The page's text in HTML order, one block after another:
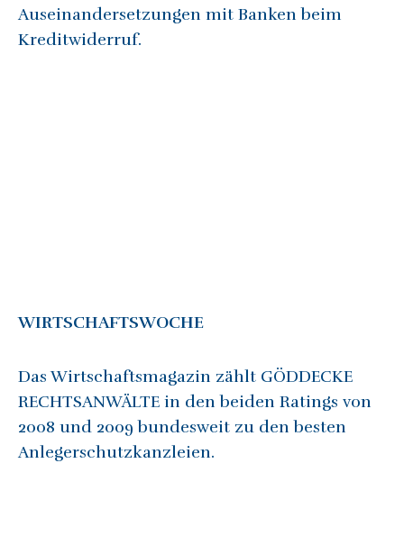
Auseinandersetzungen mit Banken beim
Kreditwiderruf.
WIRTSCHAFTSWOCHE
Das Wirtschaftsmagazin zählt GÖDDECKE
RECHTSANWÄLTE in den beiden Ratings von
2008 und 2009 bundesweit zu den besten
Anlegerschutzkanzleien.